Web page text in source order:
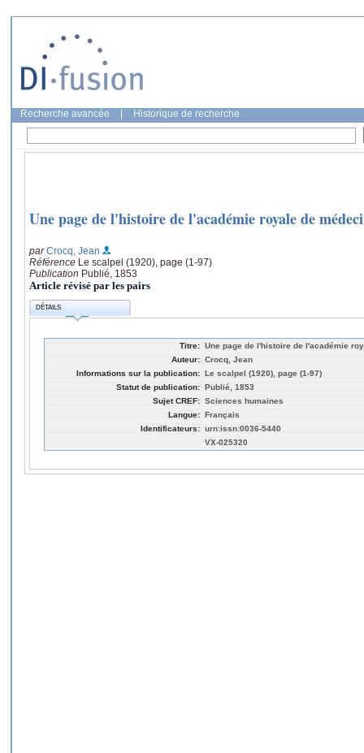
Recherche avancée Historique de recherche
Une page de l'histoire de l'académie royale de
parCrocq, Jean
Référence Le scalpel (1920), page (1-97)
Publication Publié, 1853
Article révisé par les pairs
DÉTAILS
Titre: Une page de l'histoire de l'académie
Auteur: Crocq, Jean
Informations sur la publication: Le scalpel (1920), page (1-97)
Statut de publication: Publié, 1853
Sujet CREF: Sciences humaines
Langue: Français
Identificateurs: urn:issn:0036-5440
VX-025320